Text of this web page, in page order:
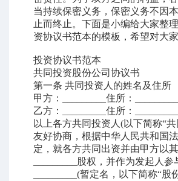
当持续保密义务，保密义务不因
止而终止。下面是小编给大家整
资协议书范本的模板，希望对大家
投资协议书范本
共同投资股份公司协议书
第一条 共同投资人的姓名及住所
甲方：
住所：
乙方：
住所：
以上各方共同投资人 (以下简称“
友好协商，根据中华人民共和国
定，就各方共同出资并由甲方以
股权，并作为发起人参
_________(暂定名，以下简称“股